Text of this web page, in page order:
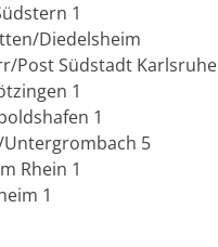
1
Diedelsheim
Post Südstadt Karlsruhe
1
1
5
Rhein 1
1